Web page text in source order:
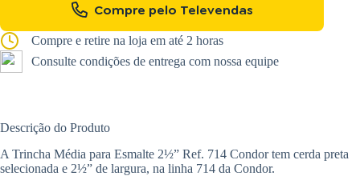
Compre pelo Televendas
Compre e retire na loja em até 2 horas
Consulte condições de entrega com nossa equipe
Descrição do Produto
A Trincha Média para Esmalte 2½” Ref. 714 Condor tem cerda preta
selecionada e 2½” de largura, na linha 714 da Condor.